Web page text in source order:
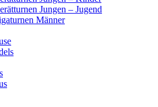
Jungen – Jugend
Männer